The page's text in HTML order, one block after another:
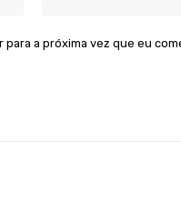
a próxima vez que eu